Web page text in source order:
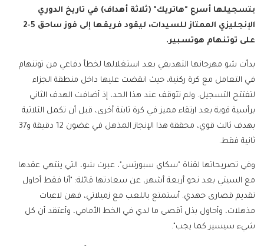
بتسجيلها أسرع "هاتريك" (ثلاثة أهداف) في تاريخ الدوري
الإنجليزي الممتاز للسيدات، ليقود فريقها إلى فوز ساحق 5-2
على توتنهام هوتسبير.
بدأت شو مهرجانها التهديفي بعد استغلالها لخطأ دفاعي من توتنهام
في التعامل مع كرة ركنية، حيث انقضت عليها داخل منطقة الجزاء
لتفتتح التسجيل. ولم تتوقف عند هذا الحد، إذ أضافت الهدف الثاني
برأسية قوية بعد ارتقاء مميز في كرة ثابتة أخرى، قبل أن تكمل الثلاثية
بهدف ثالث قوي، محققة هذا الإنجاز المذهل في غضون 12 دقيقة و37
ثانية فقط.
وفي تصريحاتها لقناة "سكاي سبورتس"، عبرت شو، التي ينتهي عقدها
مع السيتي بعد نحو أربعة أشهر، عن سعادتها قائلة: "أنا فقط أحاول
تقديم قصارى جهدي. أستمتع باللعب مع زميلاتي، فهن لاعبات
مذهلات، وأحاول بذل أقصى ما لدي في الخط الأمامي، وأعتقد أن كل
شيء سيسير كما يجب".